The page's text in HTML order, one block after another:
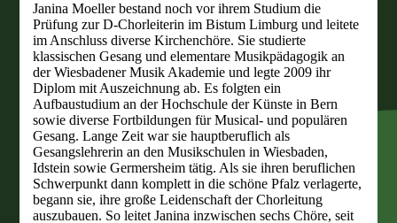
Janina Moeller bestand noch vor ihrem Studium die
Prüfung zur D-Chorleiterin im Bistum Limburg und leitete
im Anschluss diverse Kirchenchöre. Sie studierte
klassischen Gesang und elementare Musikpädagogik an
der Wiesbadener Musik Akademie und legte 2009 ihr
Diplom mit Auszeichnung ab. Es folgten ein
Aufbaustudium an der Hochschule der Künste in Bern
sowie diverse Fortbildungen für Musical- und populären
Gesang. Lange Zeit war sie hauptberuflich als
Gesangslehrerin an den Musikschulen in Wiesbaden,
Idstein sowie Germersheim tätig. Als sie ihren beruflichen
Schwerpunkt dann komplett in die schöne Pfalz verlagerte,
begann sie, ihre große Leidenschaft der Chorleitung
auszubauen. So leitet Janina inzwischen sechs Chöre, seit